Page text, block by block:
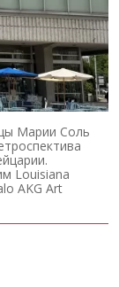
Марии Соль
Louisiana
AKG Art